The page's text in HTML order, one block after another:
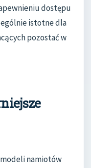
dostępu
istotne dla
pozostać w
namiotów